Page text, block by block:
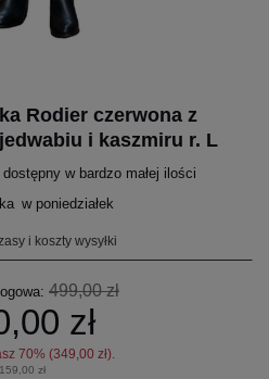
Rodier czerwona z
i kaszmiru r. L
w bardzo małej ilości
w poniedziałek
i koszty wysyłki
499,00 zł
zł
70% (349,00 zł).
159,00 zł